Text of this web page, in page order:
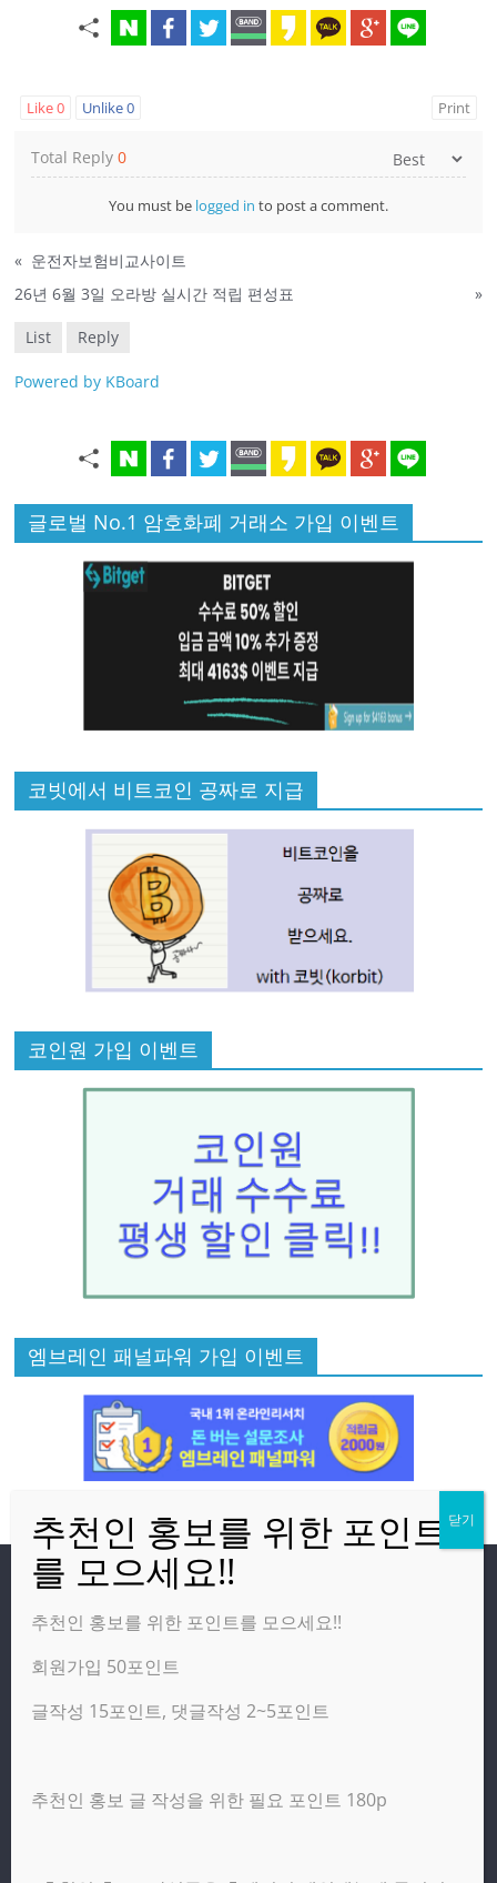
Like0 Unlike0 Print
Total Reply0
You must be logged in to post a comment.
« 운전자보험비교사이트
26년 6월 3일 오라방 실시간 적립 편성표
»
List Reply
Powered by KBoard
글로벌 No.1 암호화폐 거래소 가입 이벤트
코빗에서 비트코인 공짜로 지급
코인원 가입 이벤트
엠브레인 패널파워 가입 이벤트
방문자
온라인 방문자:20
오늘의 조회수:2,775
광고 제휴 홍보 일반 문의 : apptechgo@naver.com
추천인 홍보를 위한 포인트를 모으세요!!
회원가입 50포인트
글작성 15포인트, 댓글작성 2~5포인트
추천인 홍보 글 작성을 위한 필요 포인트 180p